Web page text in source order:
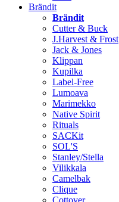
Brändit
Brändit
Cutter & Buck
J.Harvest & Frost
Jack & Jones
Klippan
Kupilka
Label-Free
Lumoava
Marimekko
Native Spirit
Rituals
SACKit
SOL'S
Stanley/Stella
Vilikkala
Camelbak
Clique
Cottover